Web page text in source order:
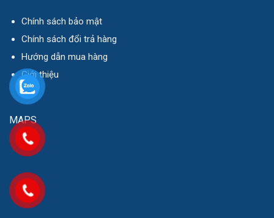
Chính sách bảo mật
Chính sách đổi trả hàng
Hướng dẫn mua hàng
Giới thiệu
MAPS